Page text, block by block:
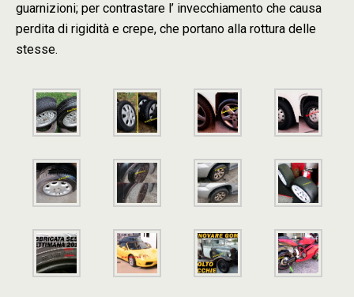
guarnizioni; per contrastare l’ invecchiamento che causa
perdita di rigidità e crepe, che portano alla rottura delle
stesse.